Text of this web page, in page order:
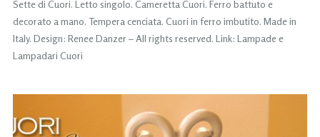
Sette di Cuori. Letto singolo. Cameretta Cuori. Ferro battuto e
decorato a mano. Tempera cenciata. Cuori in ferro imbutito. Made in
Italy. Design: Renee Danzer – All rights reserved. Link: Lampade e
Lampadari Cuori